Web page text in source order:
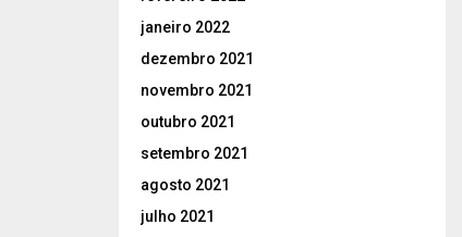
janeiro 2022
dezembro 2021
novembro 2021
outubro 2021
setembro 2021
agosto 2021
julho 2021